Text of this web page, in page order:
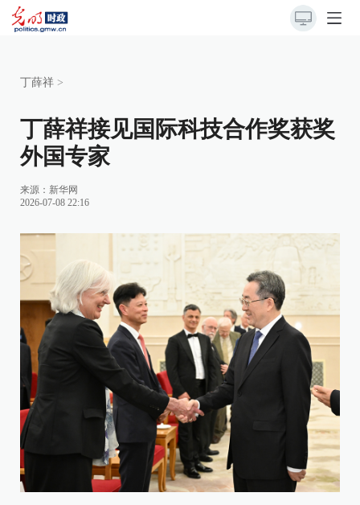
丁薛祥 >
丁薛祥接见国际科技合作奖获奖
外国专家
来源： 新华网
2026-07-08 22:16